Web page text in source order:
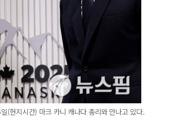
(현지시간) 마크 카니 캐나다 총리와 만나고 있다.